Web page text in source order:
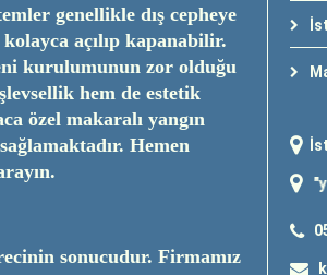
genellikle dış cepheye
açılıp kapanabilir.
kurulumunun zor olduğu
hem de estetik
özel makaralı yangın
Hemen
sonucudur. Firmamız
yangın